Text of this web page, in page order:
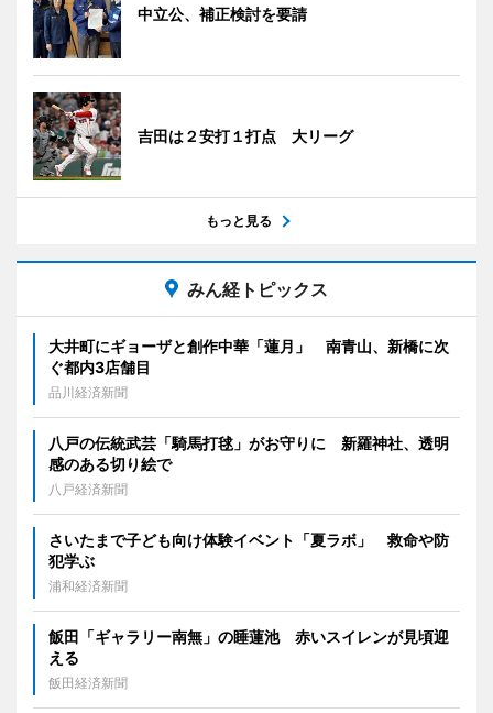
中立公、補正検討を要請
吉田は２安打１打点 大リーグ
もっと見る
みん経トピックス
大井町にギョーザと創作中華「蓮月」 南青山、新橋に次
ぐ都内3店舗目
品川経済新聞
八戸の伝統武芸「騎馬打毬」がお守りに 新羅神社、透明
感のある切り絵で
八戸経済新聞
さいたまで子ども向け体験イベント「夏ラボ」 救命や防
犯学ぶ
浦和経済新聞
飯田「ギャラリー南無」の睡蓮池 赤いスイレンが見頃迎
える
飯田経済新聞